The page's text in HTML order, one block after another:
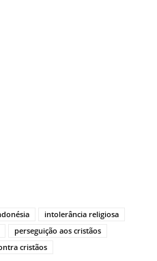
intolerância religiosa
perseguição aos cristãos
cristãos